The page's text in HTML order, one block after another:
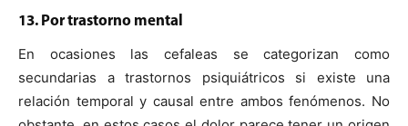
13. Por trastorno mental
En ocasiones las cefaleas se categorizan como
secundarias a trastornos psiquiátricos si existe una
relación temporal y causal entre ambos fenómenos. No